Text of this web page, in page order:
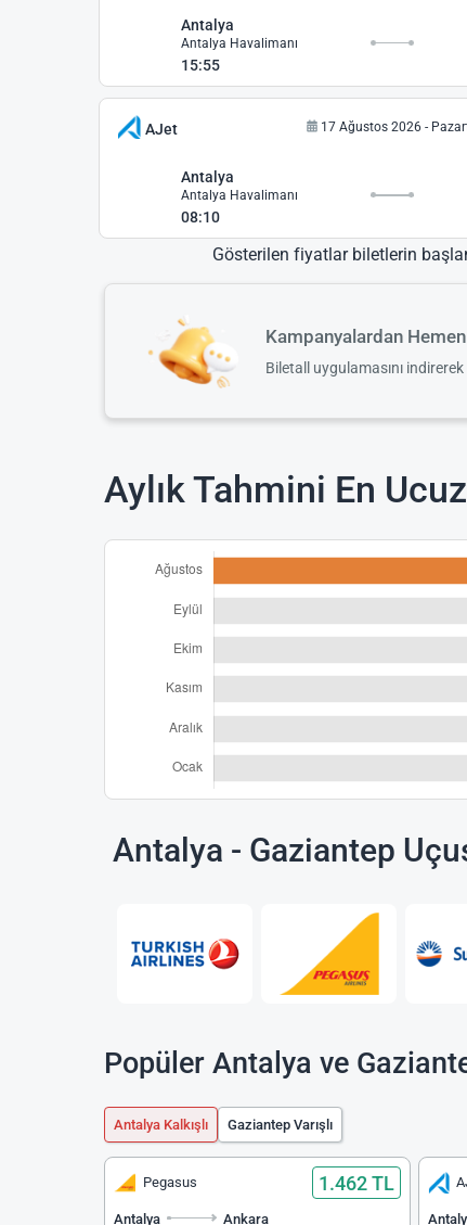
Antalya
Antalya Havalimanı
15:55
AJet 17 Ağustos 2026 -
Antalya
Antalya Havalimanı
08:10
Gösterilen fiyatlar biletlerin
Kampanyalardan
Biletall uygulamasını
Aylık Tahmini En
Antalya - Gaziantep
Popüler Antalya ve
Antalya Kalkışlı Gaziantep Varışlı
Pegasus 1.462 TL
Antalya Ankara